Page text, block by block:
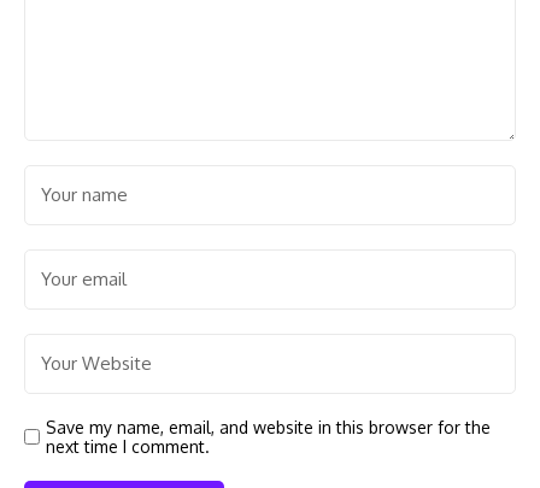
Save my name, email, and website in this browser for the
next time I comment.